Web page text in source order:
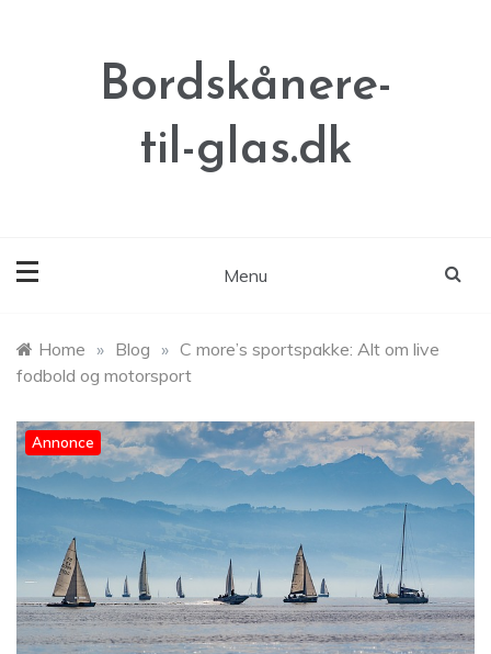
Bordskånere-
til-glas.dk
Menu
Home » Blog » C more’s sportspakke: Alt om live
fodbold og motorsport
Annonce